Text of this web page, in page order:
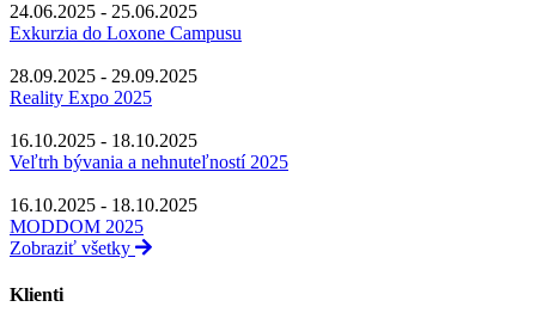
24.06.2025 - 25.06.2025
Exkurzia do Loxone Campusu
28.09.2025 - 29.09.2025
Reality Expo 2025
16.10.2025 - 18.10.2025
Veľtrh bývania a nehnuteľností 2025
16.10.2025 - 18.10.2025
MODDOM 2025
Zobraziť všetky
Klienti